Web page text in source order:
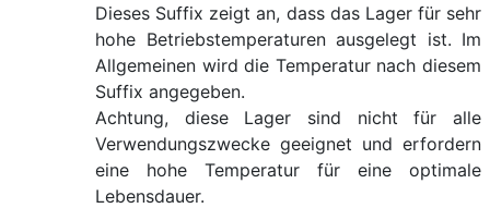
Dieses Suffix zeigt an, dass das Lager für sehr
hohe Betriebstemperaturen ausgelegt ist. Im
Allgemeinen wird die Temperatur nach diesem
Suffix angegeben.
Achtung, diese Lager sind nicht für alle
Verwendungszwecke geeignet und erfordern
eine hohe Temperatur für eine optimale
Lebensdauer.